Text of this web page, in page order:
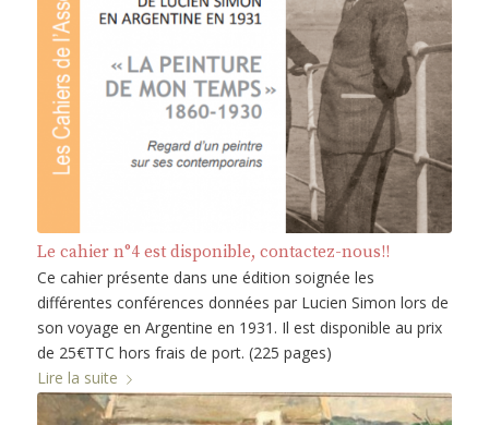
Le cahier n°4 est disponible, contactez-nous!!
Ce cahier présente dans une édition soignée les
différentes conférences données par Lucien Simon lors de
son voyage en Argentine en 1931. Il est disponible au prix
de 25€TTC hors frais de port. (225 pages)
Lire la suite